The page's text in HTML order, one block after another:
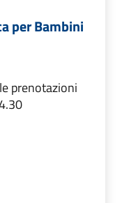
per Bambini
prenotazioni